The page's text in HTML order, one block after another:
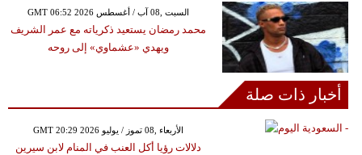
GMT 06:52 2026 السبت ,08 آب / أغسطس
محمد رمضان يستعيد ذكرياته مع عمر الشريف
ويهدي «عشماوي» إلى روحه
أخبار ذات صلة
GMT 20:29 2026 الأربعاء ,08 تموز / يوليو
دلالات رؤيا أكل العنب في المنام لابن سيرين